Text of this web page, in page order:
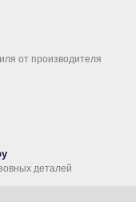
от производителя
деталей